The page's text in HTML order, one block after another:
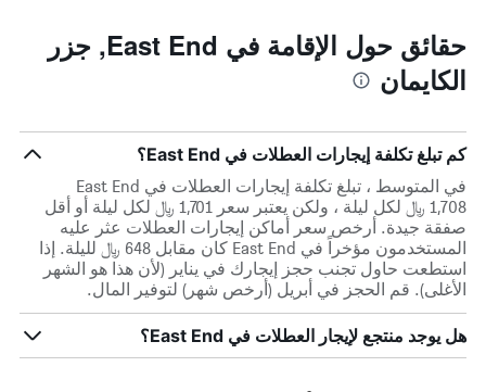
حقائق حول الإقامة في East End, جزر
الكايمان
كم تبلغ تكلفة إيجارات العطلات في East End؟
في المتوسط ، تبلغ تكلفة إيجارات العطلات في East End
1,708 ﷼ لكل ليلة ، ولكن يعتبر سعر 1,701 ﷼ لكل ليلة أو أقل
صفقة جيدة. أرخص سعر أماكن إيجارات العطلات عثر عليه
المستخدمون مؤخراً في East End كان مقابل 648 ﷼ لليلة. إذا
استطعت حاول تجنب حجز إيجارك في يناير (لأن هذا هو الشهر
الأغلى). قم الحجز في أبريل (أرخص شهر) لتوفير المال.
هل يوجد منتجع لإيجار العطلات في East End؟